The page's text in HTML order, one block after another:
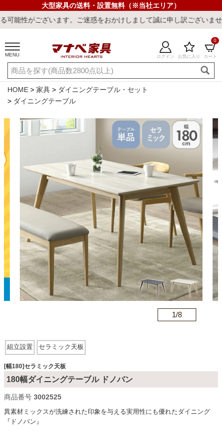
大型家具の送料・設置無料（※当社エリア）
。ご迷惑をおかけしまして誠に申し訳ございません。
MENU ログイン お気に入り カート
0
ご利用ガイド 新規会員登録
店舗一覧 閲覧履歴
よくある質問
キーワード・商品番号で探す
最短発送 冷感ラグ 冷感寝具 ワークデスク ウィルトンラ
カテゴリから探す
ソファ
ダイニングテーブル・セット
椅子・チェア
食器棚・キッチン収納
HOME 家具
ダイニングテーブル・セット
ダイニングテーブル
1/8
組立設置 セラミック天板
[幅180]セラミック天板
180幅ダイニングテーブル ドノバン
商品番号 3002525
異素材ミックスが洗練された印象を与える実用性にも優れたダイニング
『ドノバン』